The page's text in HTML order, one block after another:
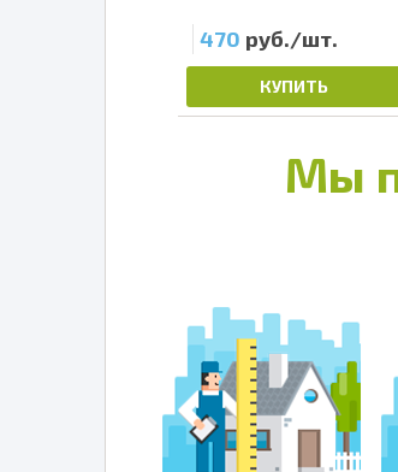
470 руб./шт.
КУПИТЬ
Мы